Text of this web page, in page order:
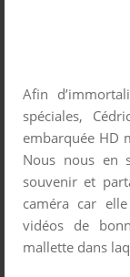
Afin
spéciales,
embarquée HD
Nous nous en
souvenir et
caméra car
vidéos de
mallette dans